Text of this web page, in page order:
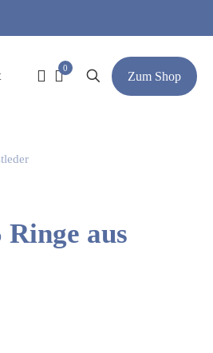
0
Zum Shop
aus